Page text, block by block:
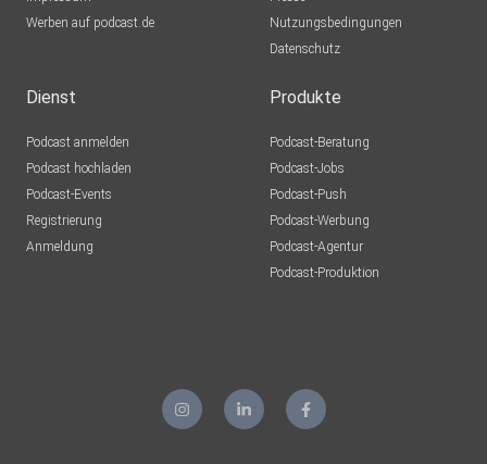
Werben auf podcast.de
Nutzungsbedingungen
Datenschutz
Dienst
Podcast anmelden
Podcast hochladen
Podcast-Events
Registrierung
Anmeldung
Produkte
Podcast-Beratung
Podcast-Jobs
Podcast-Push
Podcast-Werbung
Podcast-Agentur
Podcast-Produktion